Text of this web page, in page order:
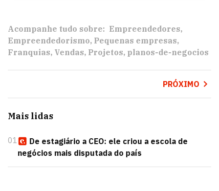
Acompanhe tudo sobre: Empreendedores
Empreendedorismo Pequenas empresas
Franquias Vendas Projetos planos-de-negocios
PRÓXIMO
Mais lidas
01
De estagiário a CEO: ele criou a escola de
negócios mais disputada do país